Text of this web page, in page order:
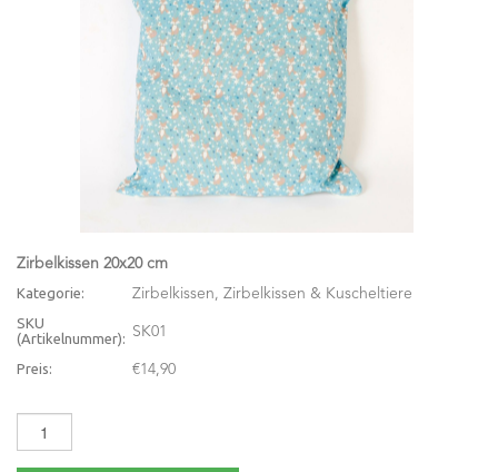
Zirbelkissen 20x20 cm
Kategorie:
Zirbelkissen, Zirbelkissen & Kuscheltiere
SKU
(Artikelnummer): SK01
Preis: €14,90